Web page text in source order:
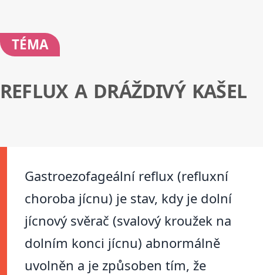
TÉMA
REFLUX A DRÁŽDIVÝ KAŠEL
Gastroezofageální reflux (refluxní
choroba jícnu) je stav, kdy je dolní
jícnový svěrač (svalový kroužek na
dolním konci jícnu) abnormálně
uvolněn a je způsoben tím, že